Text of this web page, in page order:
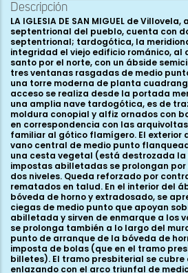
Descripción
LA IGLESIA DE SAN MIGUEL de
septentrional del pueblo, cuenta con
septentrional; tardogótica, la
integridad el viejo edificio románico, al
santo por el norte, con un ábside
tres ventanas rasgadas de medio
una torre moderna de planta
acceso se realiza desde la portada
una amplia nave tardogótica, es de
moldura conopial y alfiz ornados con
en correspondencia con las
familiar al gótico flamígero. El exterior
vano central de medio punto
una cesta vegetal (está destrozada la
impostas abilletadas se prolongan
dos niveles. Queda reforzado por
rematados en talud. En el interior del
bóveda de horno y extradosado, se
ciegas de medio punto que apoyan
abilletada y sirven de enmarque a los
se prolonga también a lo largo del
punto de arranque de la bóveda de
imposta de bolas (que en el tramo
billetes). El tramo presbiterial se cubre
enlazando con el arco triunfal de